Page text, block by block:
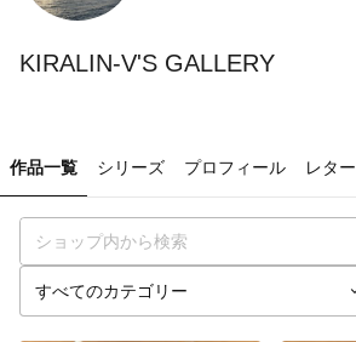
KIRALIN-V'S GALLERY
作品一覧 シリーズ プロフィール レター